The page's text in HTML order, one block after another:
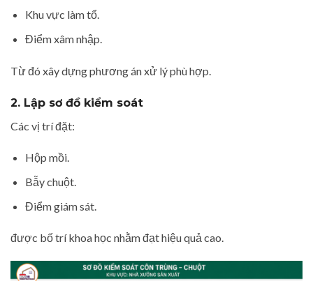
Khu vực làm tổ.
Điểm xâm nhập.
Từ đó xây dựng phương án xử lý phù hợp.
2. Lập sơ đồ kiểm soát
Các vị trí đặt:
Hộp mồi.
Bẫy chuột.
Điểm giám sát.
được bố trí khoa học nhằm đạt hiệu quả cao.